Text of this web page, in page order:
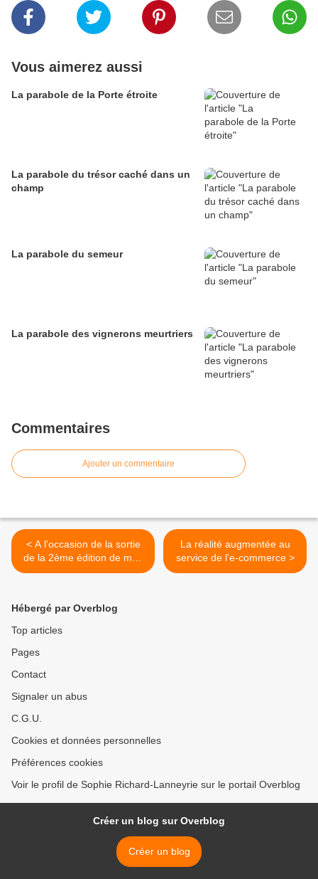
Vous aimerez aussi
La parabole de la Porte étroite
La parabole du trésor caché dans un
champ
La parabole du semeur
La parabole des vignerons meurtriers
Commentaires
Ajouter un commentaire
< A l'occasion de la sortie
de la 2ème édition de mon
dernier livre "Les Clés du
Glaciers", je bénéficie d'une
La réalité augmentée au
service de l'e-commerce >
Hébergé par Overblog
Top articles
Pages
Contact
Signaler un abus
C.G.U.
Cookies et données personnelles
Préférences cookies
Voir le profil de Sophie Richard-Lanneyrie sur le portail Overblog
Créer un blog sur Overblog
Créer un blog